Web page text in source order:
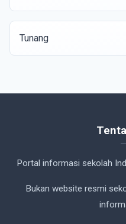
Tunang
Portal informasi sekolah
Bukan website resmi